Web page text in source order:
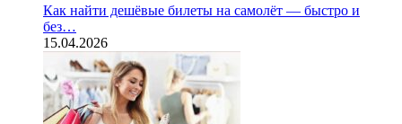
Как найти дешёвые билеты на самолёт — быстро и
без…
15.04.2026